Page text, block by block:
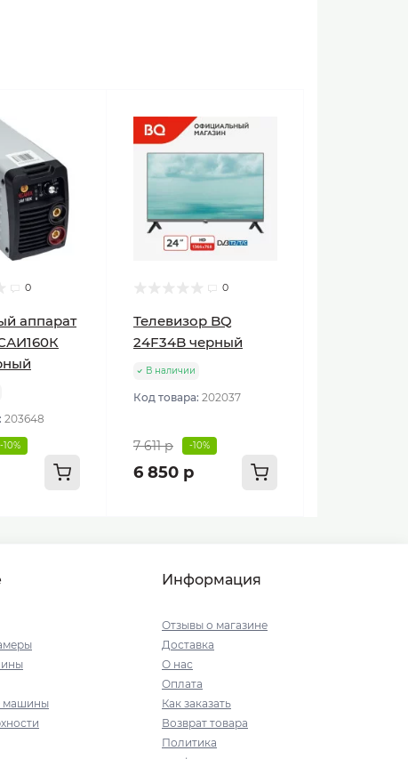
0
аппарат
203648
-10%
0
Телевизор BQ
24F34B черный
В наличии
Код товара: 202037
7 611 р -10%
6 850 р
машины
Информация
Отзывы о магазине
Доставка
О нас
Оплата
Как заказать
Возврат товара
Политика